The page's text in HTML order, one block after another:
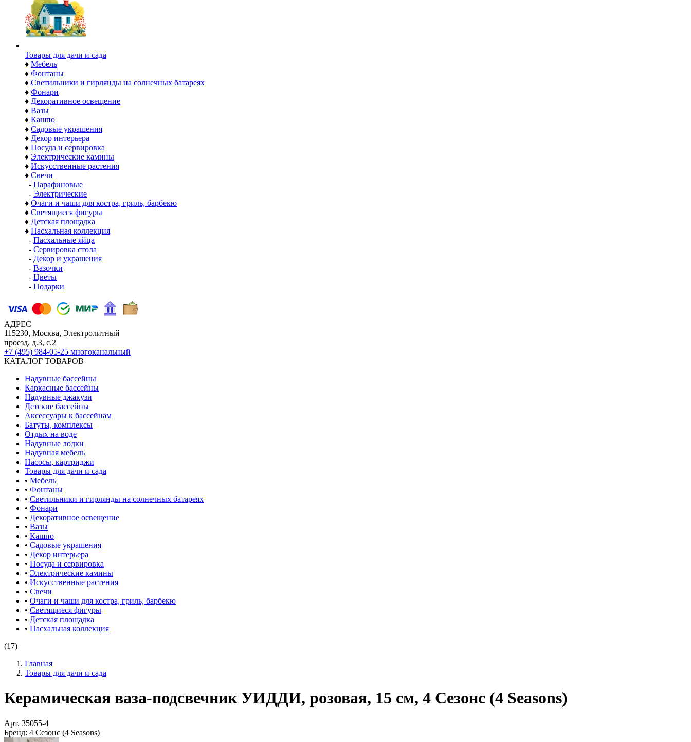
Товары для дачи и сада
♦ Мебель
♦ Фонтаны
♦ Светильники и гирлянды на солнечных батареях
♦ Фонари
♦ Декоративное освещение
♦ Вазы
♦ Кашпо
♦ Садовые украшения
♦ Декор интерьера
♦ Посуда и сервировка
♦ Электрические камины
♦ Искусственные растения
♦ Свечи
- Парафиновые
- Электрические
♦ Очаги и чаши для костра, гриль, барбекю
♦ Светящиеся фигуры
♦ Детская площадка
♦ Пасхальная коллекция
- Пасхальные яйца
- Сервировка стола
- Декор и украшения
- Вазочки
- Цветы
- Подарки
АДРЕС
115230, Москва, Электролитный
проезд, д.3, с.2
+7 (495) 984-05-25 многоканальный
КАТАЛОГ ТОВАРОВ
Надувные бассейны
Каркасные бассейны
Надувные джакузи
Детские бассейны
Аксессуары к бассейнам
Батуты, комплексы
Отдых на воде
Надувные лодки
Надувная мебель
Насосы, картриджи
Товары для дачи и сада
• Мебель
• Фонтаны
• Светильники и гирлянды на солнечных батареях
• Фонари
• Декоративное освещение
• Вазы
• Кашпо
• Садовые украшения
• Декор интерьера
• Посуда и сервировка
• Электрические камины
• Искусственные растения
• Свечи
• Очаги и чаши для костра, гриль, барбекю
• Светящиеся фигуры
• Детская площадка
• Пасхальная коллекция
(17)
Главная
Товары для дачи и сада
Керамическая ваза-подсвечник УИДДИ, розовая, 15 см, 4 Сезонс (4 Seasons)
Арт. 35055-4
Бренд: 4 Сезонс (4 Seasons)